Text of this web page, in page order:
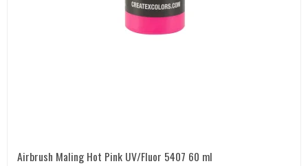
Airbrush Maling Hot Pink UV/Fluor 5407 60 ml